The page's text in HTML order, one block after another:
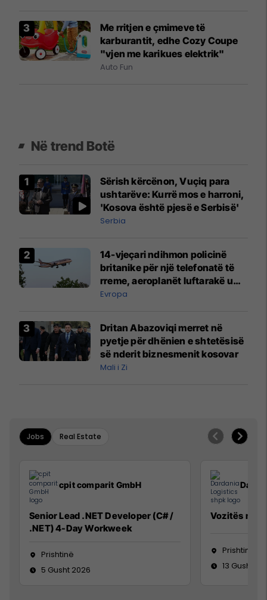
Me rritjen e çmimeve të
karburantit, edhe Cozy Coupe
"vjen me karikues elektrik"
Auto Fun
Në trend Botë
Sërish kërcënon, Vuçiq para
ushtarëve: Kurrë mos e harroni,
'Kosova është pjesë e Serbisë'
Serbia
14-vjeçari ndihmon policinë
britanike për një telefonatë të
rreme, aeroplanët luftarakë u
ngritën në ajër për të
Mançesterit
Evropa
Dritan Abazoviqi merret në
pyetje për dhënien e shtetësisë
së nderit biznesmenit kosovar
Mali i Zi
Jobs Real Estate
cpit comparit GmbH
Senior Lead .NET Developer (C# /
.NET) 4-Day Workweek
Prishtinë
5 Gusht 2026
Vozitës me
Prishtinë
13 Gusht